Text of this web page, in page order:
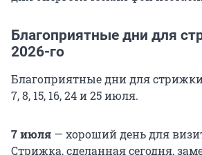
Благоприятные дни для
2026-го
Благоприятные дни для
7, 8, 15, 16, 24 и 25 июля.
7 июля — хороший день для
Стрижка, сделанная сегодня,